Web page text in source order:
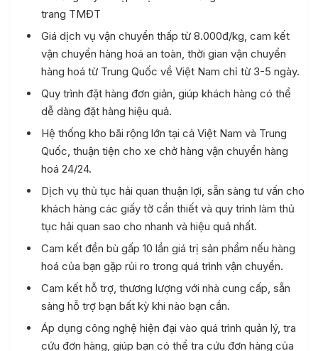
trang TMĐT
Giá dịch vụ vận chuyển thấp từ 8.000đ/kg, cam kết
vận chuyển hàng hoá an toàn, thời gian vận chuyển
hàng hoá từ Trung Quốc về Việt Nam chỉ từ 3-5 ngày.
Quy trình đặt hàng đơn giản, giúp khách hàng có thể
dễ dàng đặt hàng hiệu quả.
Hệ thống kho bãi rộng lớn tại cả Việt Nam và Trung
Quốc, thuận tiện cho xe chở hàng vận chuyển hàng
hoá 24/24.
Dịch vụ thủ tục hải quan thuận lợi, sẵn sàng tư vấn cho
khách hàng các giấy tờ cần thiết và quy trình làm thủ
tục hải quan sao cho nhanh và hiệu quả nhất.
Cam kết đền bù gấp 10 lần giá trị sản phẩm nếu hàng
hoá của bạn gặp rủi ro trong quá trình vận chuyển.
Cam kết hỗ trợ, thương lượng với nhà cung cấp, sẵn
sàng hỗ trợ bạn bất kỳ khi nào bạn cần.
Áp dụng công nghệ hiện đại vào quá trình quản lý, tra
cứu đơn hàng, giúp bạn có thể tra cứu đơn hàng của